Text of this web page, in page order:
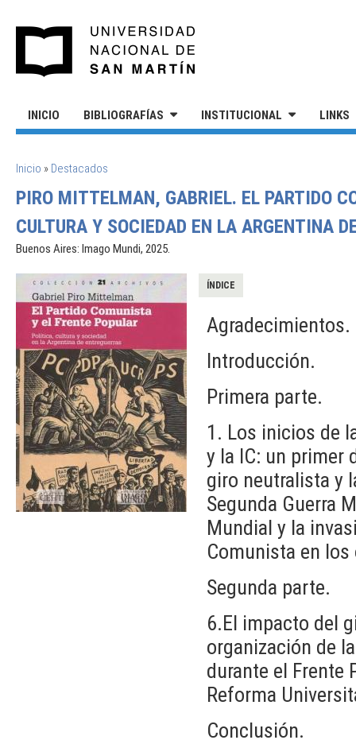
INICIO BIBLIOGRAFÍAS INSTITUCIONAL LINKS
SE ENCUENTRA USTED AQUÍ
Inicio » Destacados
PIRO MITTELMAN, GABRIEL. EL PARTIDO
CULTURA Y SOCIEDAD EN LA ARGENTINA
Buenos Aires: Imago Mundi, 2025.
ÍNDICE
Agradecimientos.
Introducción.
Primera parte.
1. Los inicios de
y la IC: un primer
giro neutralista y
Segunda Guerra
Mundial y la
Comunista en
Segunda parte.
6.El impacto del
organización de
durante el Frente
Reforma
Conclusión.